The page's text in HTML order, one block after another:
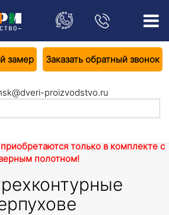
замер Заказать обратный звонок
proizvodstvo.ru
только в комплекте с
полотном!